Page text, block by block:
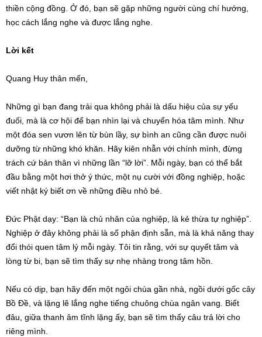
thiền cộng đồng. Ở đó, bạn sẽ gặp những người cùng chí hướng,
học cách lắng nghe và được lắng nghe.
Lời kết
Quang Huy thân mến,
Những gì bạn đang trải qua không phải là dấu hiệu của sự yếu
đuối, mà là cơ hội để bạn nhìn lại và chuyển hóa tâm mình. Như
một đóa sen vươn lên từ bùn lầy, sự bình an cũng cần được nuôi
dưỡng từ những khó khăn. Hãy kiên nhẫn với chính mình, đừng
trách cứ bản thân vì những lần “lỡ lời”. Mỗi ngày, bạn có thể bắt
đầu bằng một hơi thở ý thức, một nụ cười với đồng nghiệp, hoặc
viết nhật ký biết ơn về những điều nhỏ bé.
Đức Phật dạy: “Bạn là chủ nhân của nghiệp, là kẻ thừa tự nghiệp”.
Nghiệp ở đây không phải là số phận định sẵn, mà là khả năng thay
đổi thói quen tâm lý mỗi ngày. Tôi tin rằng, với sự quyết tâm và
lòng từ bi, bạn sẽ tìm thấy sự nhẹ nhàng trong tâm hồn.
Nếu có dịp, bạn hãy đến một ngôi chùa gần nhà, ngồi dưới gốc cây
Bồ Đề, và lặng lẽ lắng nghe tiếng chuông chùa ngân vang. Biết
đâu, giữa thanh âm tĩnh lặng ấy, bạn sẽ tìm thấy câu trả lời cho
riêng mình.